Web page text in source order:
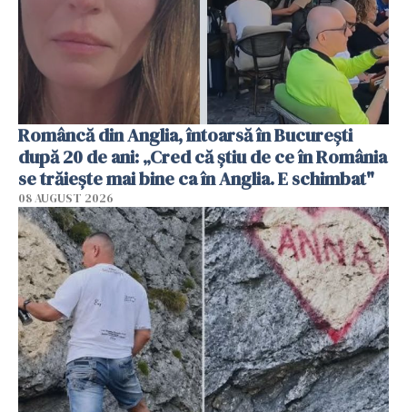
Româncă din Anglia, întoarsă în București
după 20 de ani: „Cred că știu de ce în România
se trăiește mai bine ca în Anglia. E schimbat"
08 AUGUST 2026